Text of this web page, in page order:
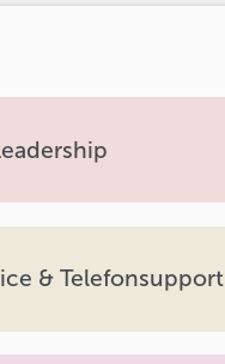
& Telefonsupport